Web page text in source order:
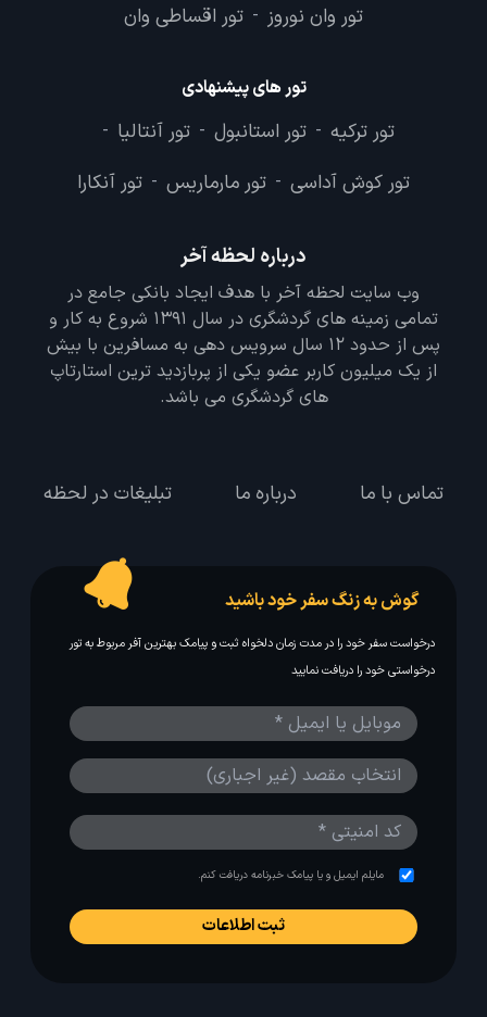
تور وان نوروز - تور اقساطی وان
تور های پیشنهادی
تور ترکیه - تور استانبول - تور آنتالیا -
تور کوش آداسی - تور مارماریس - تور آنکارا
درباره لحظه آخر
وب سایت لحظه آخر با هدف ایجاد بانکی جامع در
تمامی زمینه های گردشگری در سال 1391 شروع به کار و
پس از حدود 12 سال سرویس دهی به مسافرین با بیش
از یک میلیون کاربر عضو یکی از پربازدید ترین استارتاپ
های گردشگری می باشد.
تماس با ما درباره ما تبلیغات در لحظه
گوش به زنگ سفر خود باشید
درخواست سفر خود را در مدت زمان دلخواه ثبت و پیامک بهترین آفر مربوط به تور
درخواستی خود را دریافت نمایید
مایلم ایمیل و یا پیامک خبرنامه دریافت کنم.